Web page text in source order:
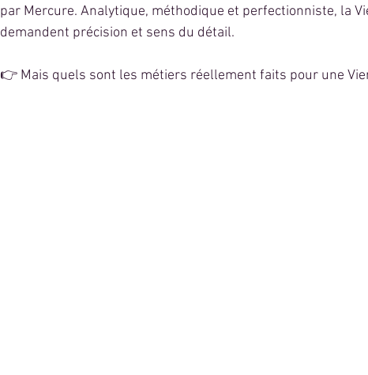
par Mercure. Analytique, méthodique et perfectionniste, la
demandent précision et sens du détail.
👉 Mais quels sont les métiers réellement faits pour une